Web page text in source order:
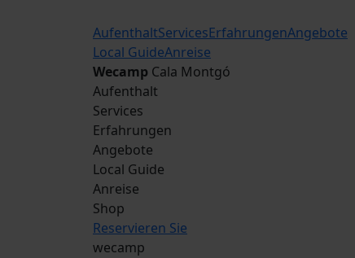
AufenthaltServicesErfahrungenAngebote
Local GuideAnreise
Wecamp Cala Montgó
Aufenthalt
Services
Erfahrungen
Angebote
Local Guide
Anreise
Shop
Reservieren Sie
wecamp